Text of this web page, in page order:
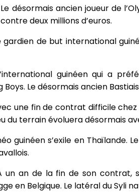
Le désormais ancien joueur de
deux millions d’euros.
gardien de but international
guinéen qui a
Le désormais ancien
une fin de contrat difficile
du terrain évoluera désormais
guinéen s’exile en Thaïlande.
un an de la fin de son contrat,
en Belgique. Le latéral du Syli